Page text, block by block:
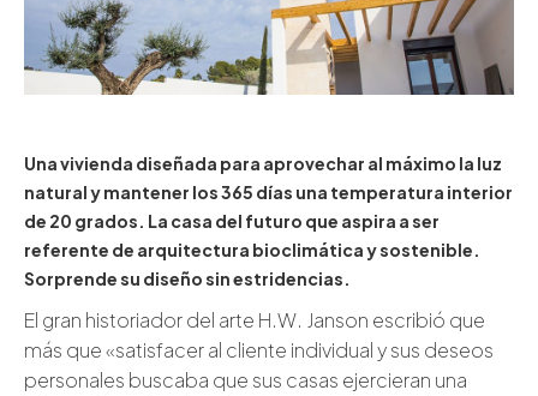
Una vivienda diseñada para aprovechar al máximo la luz
natural y mantener los 365 días una temperatura interior
de 20 grados. La casa del futuro que aspira a ser
referente de arquitectura bioclimática y sostenible.
Sorprende su diseño sin estridencias.
El gran historiador del arte H.W. Janson escribió que
más que «satisfacer al cliente individual y sus deseos
personales buscaba que sus casas ejercieran una